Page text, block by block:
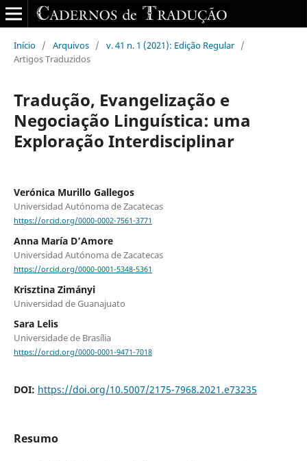
Início / Arquivos / v. 41 n. 1 (2021): Edição Regular /
Artigos Traduzidos
Tradução, Evangelização e
Negociação Linguística: uma
Exploração Interdisciplinar
Verónica Murillo Gallegos
Universidad Autónoma de Zacatecas
https://orcid.org/0000-0002-7561-3771
Anna María D’Amore
Universidad Autónoma de Zacatecas
https://orcid.org/0000-0001-5348-5361
Krisztina Zimányi
Universidad de Guanajuato
Sara Lelis
Universidade de Brasília
https://orcid.org/0000-0001-9471-7018
DOI: https://doi.org/10.5007/2175-7968.2021.e73235
Resumo